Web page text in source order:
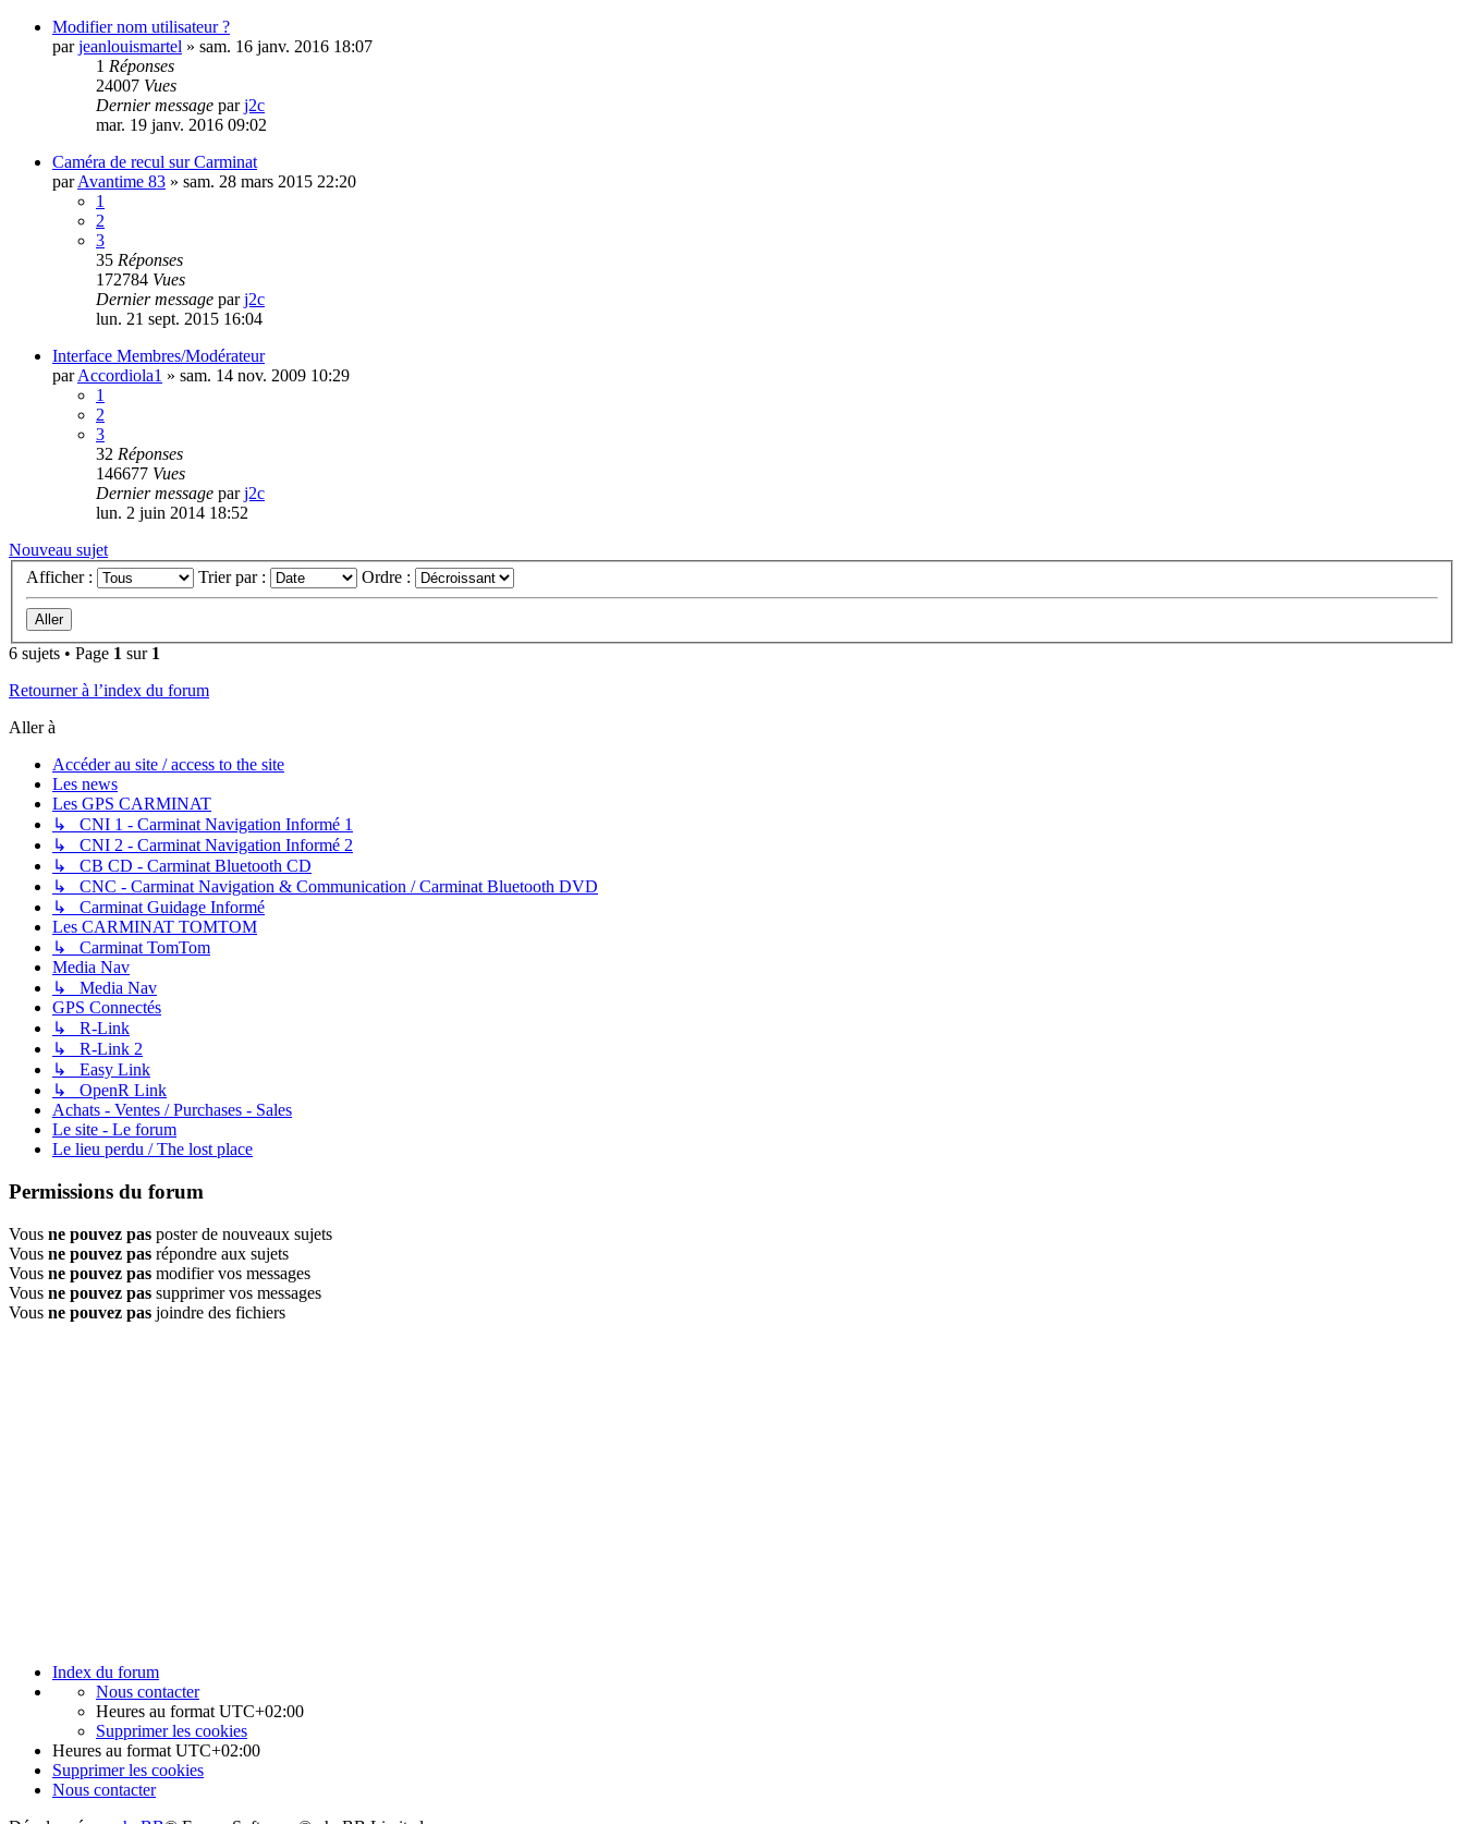
Modifier nom utilisateur ?
parjeanlouismartel » sam. 16 janv. 2016 18:07
1 Réponses
24007 Vues
Dernier message parj2c
mar. 19 janv. 2016 09:02
Caméra de recul sur Carminat
parAvantime 83 » sam. 28 mars 2015 22:20
1
2
3
35 Réponses
172784 Vues
Dernier message parj2c
lun. 21 sept. 2015 16:04
Interface Membres/Modérateur
parAccordiola1 » sam. 14 nov. 2009 10:29
1
2
3
32 Réponses
146677 Vues
Dernier message parj2c
lun. 2 juin 2014 18:52
Nouveau sujet
Afficher :
Trier par : Ordre :
6 sujets • Page 1 sur 1
Retourner à l’index du forum
Aller à
Accéder au site / access to the site
Les news
Les GPS CARMINAT
↳ CNI 1 - Carminat Navigation Informé 1
↳ CNI 2 - Carminat Navigation Informé 2
↳ CB CD - Carminat Bluetooth CD
↳ CNC - Carminat Navigation & Communication / Carminat Bluetooth DVD
↳ Carminat Guidage Informé
Les CARMINAT TOMTOM
↳ Carminat TomTom
Media Nav
↳ Media Nav
GPS Connectés
↳ R-Link
↳ R-Link 2
↳ Easy Link
↳ OpenR Link
Achats - Ventes / Purchases - Sales
Le site - Le forum
Le lieu perdu / The lost place
Permissions du forum
Vous ne pouvez pas poster de nouveaux sujets
Vous ne pouvez pas répondre aux sujets
Vous ne pouvez pas modifier vos messages
Vous ne pouvez pas supprimer vos messages
Vous ne pouvez pas joindre des fichiers
Index du forum
Nous contacter
Heures au format UTC+02:00
Supprimer les cookies
Heures au format UTC+02:00
Supprimer les cookies
Nous contacter